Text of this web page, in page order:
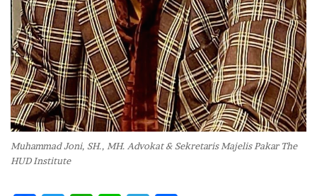
Muhammad Joni, SH., MH. Advokat & Sekretaris Majelis Pakar The
HUD Institute